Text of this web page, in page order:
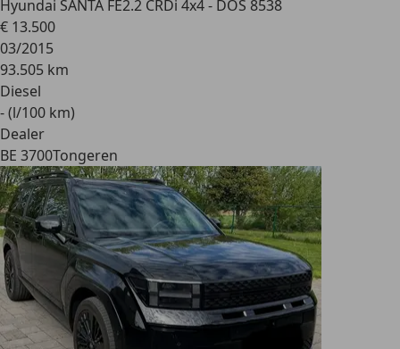
Hyundai SANTA FE2.2 CRDi 4x4 - DOS 8538
€ 13.500
03/2015
93.505 km
Diesel
- (l/100 km)
Dealer
BE 3700Tongeren